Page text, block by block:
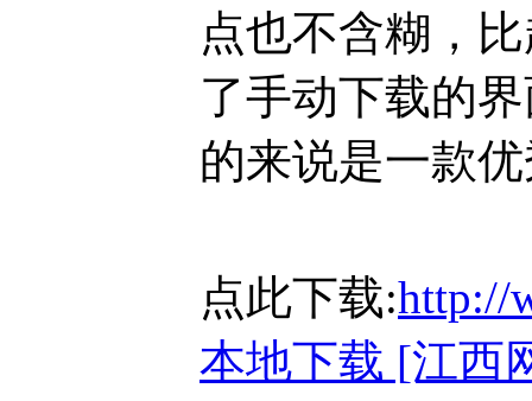
点也不含糊，
了手动下载的
的来说是一款
点此下载:http://
本地下载 [江西